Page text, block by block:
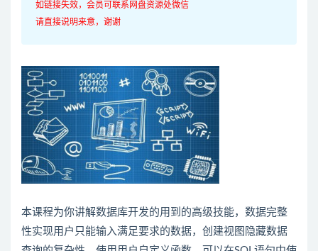
如链接失效，会员可联系网盘资源处微信
请直接说明来意，谢谢
本课程为你讲解数据库开发的用到的高级技能，数据完整
性实现用户只能输入满足要求的数据，创建视图隐藏数据